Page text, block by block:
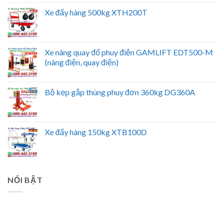
Xe đẩy hàng 500kg XTH200T
Xe nâng quay đổ phuy điện GAMLIFT EDT500-M
(nâng điện, quay điện)
Bộ kẹp gắp thùng phuy đơn 360kg DG360A
Xe đẩy hàng 150kg XTB100D
NỔI BẬT